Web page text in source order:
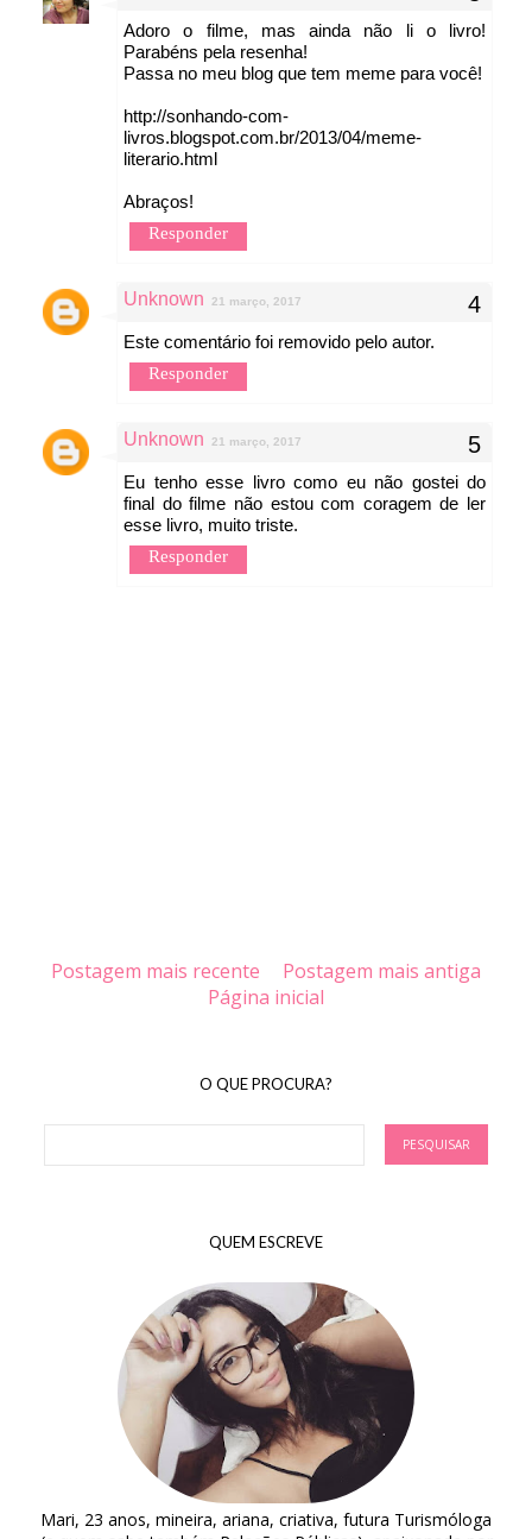
Adoro o filme, mas ainda não li o livro!
Parabéns pela resenha!
Passa no meu blog que tem meme para você!
http://sonhando-com-
livros.blogspot.com.br/2013/04/meme-
literario.html
Abraços!
Responder
Unknown 21 março, 2017
Este comentário foi removido pelo autor.
Responder
Unknown 21 março, 2017
Eu tenho esse livro como eu não gostei do
final do filme não estou com coragem de ler
esse livro, muito triste.
Responder
Postagem mais recente
Postagem mais antiga
Página inicial
O QUE PROCURA?
QUEM ESCREVE
Mari, 23 anos, mineira, ariana, criativa, futura Turismóloga